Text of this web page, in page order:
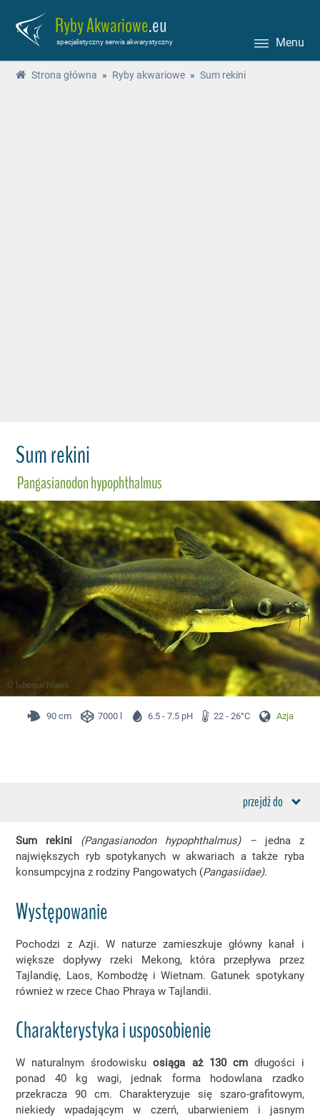
Ryby Akwariowe.eu
specjalistyczny serwis akwarystyczny Menu
Strona główna » Ryby akwariowe » Sum rekini
Sum rekini
Pangasianodon hypophthalmus
90 cm 7000 l 6.5 - 7.5 pH 22 - 26°C Azja
przejdź do
Sum rekini (Pangasianodon hypophthalmus) – jedna z
największych ryb spotykanych w akwariach a także ryba
konsumpcyjna z rodziny Pangowatych (Pangasiidae).
Występowanie
Pochodzi z Azji. W naturze zamieszkuje główny kanał i
większe dopływy rzeki Mekong, która przepływa przez
Tajlandię, Laos, Kombodżę i Wietnam. Gatunek spotykany
również w rzece Chao Phraya w Tajlandii.
Charakterystyka i usposobienie
W naturalnym środowiskuosiąga aż 130 cmdługości i
ponad 40 kg wagi, jednak forma hodowlana rzadko
przekracza 90 cm. Charakteryzuje się szaro-grafitowym,
niekiedy wpadającym w czerń, ubarwieniem i jasnym